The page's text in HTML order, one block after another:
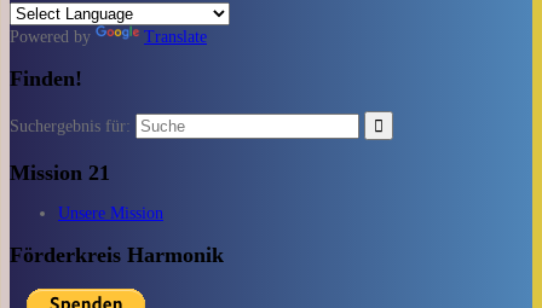
Powered by Translate
Finden!
Suchergebnis für:
Mission 21
Unsere Mission
Förderkreis Harmonik